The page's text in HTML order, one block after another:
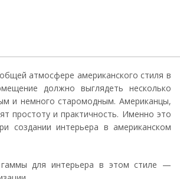
атмосфере американского стиля в
должно выглядеть несколько
и немного старомодным. Американцы,
простоту и практичность. Именно это
создании интерьера в американском
для интерьера в этом стиле —